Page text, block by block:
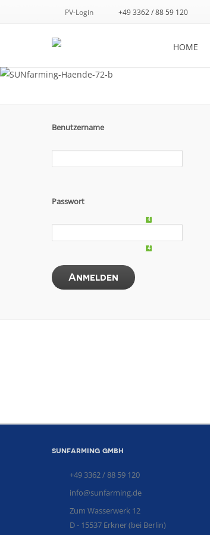
+49 3362 / 88 59 120
PV-Login
HOME
Benutzername
Passwort
4
4
sunfarming gmbh
+49 3362 / 88 59 120
info@sunfarming.de
Zum Wasserwerk 12
D - 15537 Erkner (bei Berlin)